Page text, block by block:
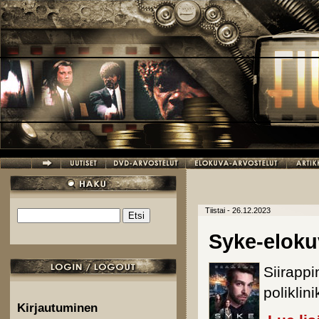
Hyppää pääsisältöön
Hakulomake
Kirjautuminen
Tiistai - 26.12.2023
Syke-